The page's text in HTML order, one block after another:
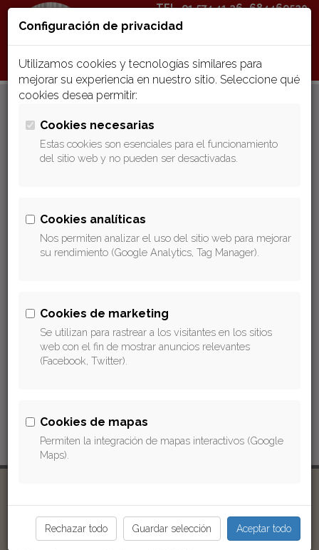
TEL.91 574 41 26 684469520
Toggle
Tráfico
Alcoholemia,con o sin accidente,
Conducción bajo influencia de bebidas
alcohólicas o substancias psicotrópicas.
accidentes de tráfico.
Denuncias por colisiones de vehículos
atropello a peatones, accidentes de personas
en su calidad de usuarios de servicios públicos
Gil Monterroso Abogado
Configuración de privacidad
Utilizamos cookies y tecnologías similares para
mejorar su experiencia en nuestro sitio. Seleccione qué
cookies desea permitir:
Cookies necesarias
Estas cookies son esenciales para el funcionamiento
del sitio web y no pueden ser desactivadas.
Cookies analíticas
Nos permiten analizar el uso del sitio web para mejorar
su rendimiento (Google Analytics, Tag Manager).
Cookies de marketing
Se utilizan para rastrear a los visitantes en los sitios
web con el fin de mostrar anuncios relevantes
(Facebook, Twitter).
Cookies de mapas
Permiten la integración de mapas interactivos (Google
Maps).
Rechazar todo Guardar selección Aceptar todo